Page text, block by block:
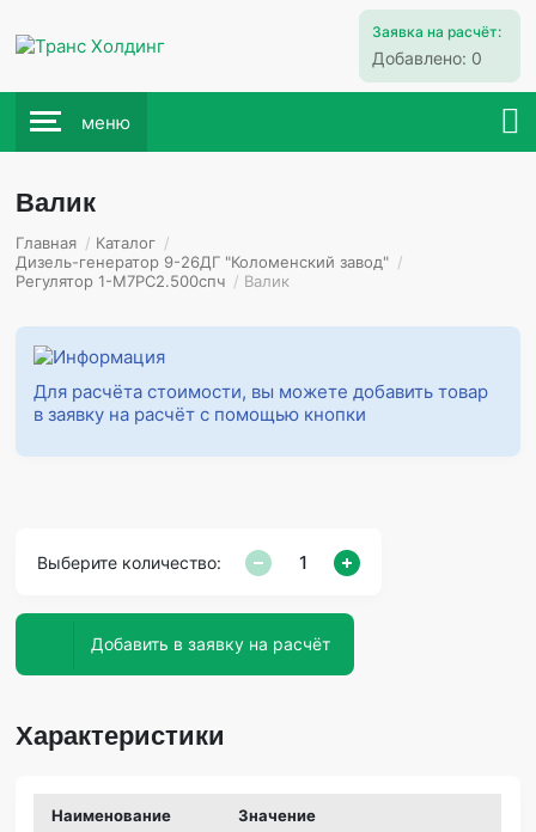
Заявка на расчёт:
Добавлено: 0
меню
Валик
Главная / Каталог /
Дизель-генератор 9-26ДГ "Коломенский завод" /
Регулятор 1-М7РС2.500спч / Валик
Для расчёта стоимости, вы можете добавить товар
в заявку на расчёт с помощью кнопки
Выберите количество:
Добавить в заявку на расчёт
Характеристики
Наименование Значение